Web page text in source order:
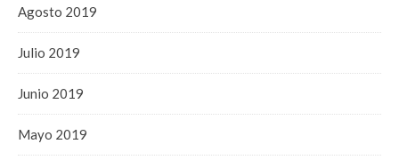
Agosto 2019
Julio 2019
Junio 2019
Mayo 2019